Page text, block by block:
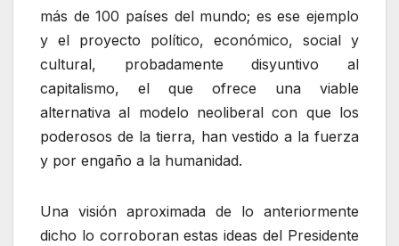
más de 100 países del mundo; es ese ejemplo
y el proyecto político, económico, social y
cultural, probadamente disyuntivo al
capitalismo, el que ofrece una viable
alternativa al modelo neoliberal con que los
poderosos de la tierra, han vestido a la fuerza
y por engaño a la humanidad.
Una visión aproximada de lo anteriormente
dicho lo corroboran estas ideas del Presidente